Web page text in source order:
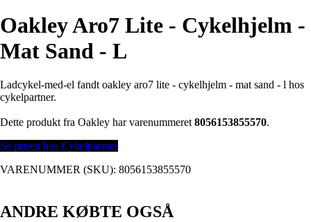
Oakley Aro7 Lite - Cykelhjelm -
Mat Sand - L
Ladcykel-med-el fandt oakley aro7 lite - cykelhjelm - mat sand - l hos
cykelpartner.
Dette produkt fra Oakley har varenummeret 8056153855570.
Se prisen hos Cykelpartner
VARENUMMER (SKU): 8056153855570
ANDRE KØBTE OGSÅ